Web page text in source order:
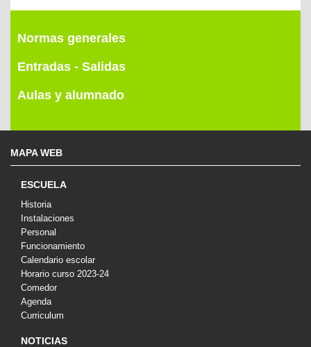
Normas generales
Entradas - Salidas
Aulas y alumnado
MAPA WEB
ESCUELA
Historia
Instalaciones
Personal
Funcionamiento
Calendario escolar
Horario curso 2023-24
Comedor
Agenda
Curriculum
NOTICIAS